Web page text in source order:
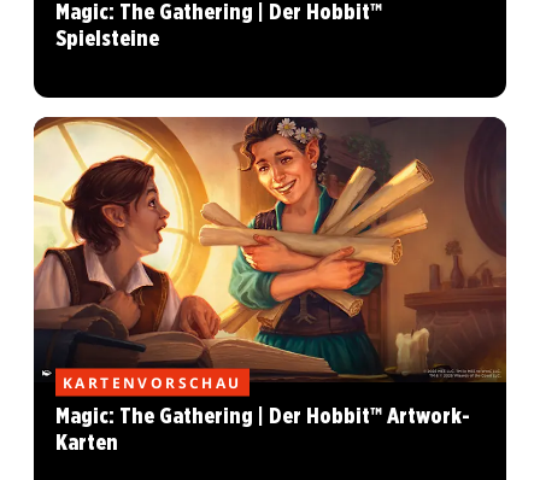
Magic: The Gathering | Der Hobbit™
Spielsteine
KARTENVORSCHAU
Magic: The Gathering | Der Hobbit™ Artwork-
Karten